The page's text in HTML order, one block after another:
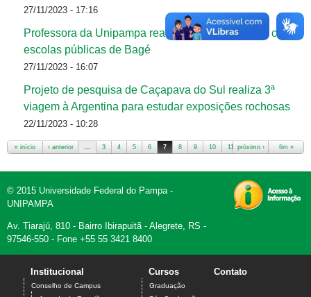
27/11/2023 - 17:16
Professora da Unipampa realiza oficinas literárias com
escolas públicas de Bagé
27/11/2023 - 16:07
Projeto de pesquisa de Caçapava do Sul realiza 3ª
viagem à Argentina para estudar exposições rochosas
22/11/2023 - 10:28
« início ‹ anterior … 3 4 5 6 7 8 9 10 11 …
próximo › fim »
© 2015 Universidade Federal do Pampa -
UNIPAMPA
Av. Tiarajú, 810 - Bairro Ibirapuitã - Alegrete, RS -
97546-550 - Fone +55 55 3421 8400
Institucional
Conselho de Campus
Cursos
Graduação
Contato